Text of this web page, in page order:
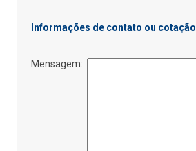
Informações de contato ou cotação
Mensagem: